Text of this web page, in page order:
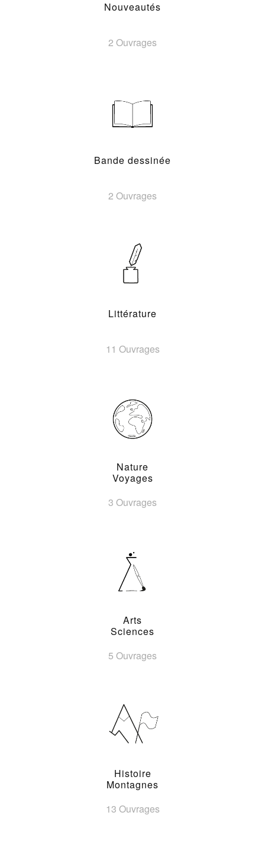
Nouveautés
2 Ouvrages
Bande dessinée
2 Ouvrages
Littérature
11 Ouvrages
Nature
Voyages
3 Ouvrages
Arts
Sciences
5 Ouvrages
Histoire
Montagnes
13 Ouvrages